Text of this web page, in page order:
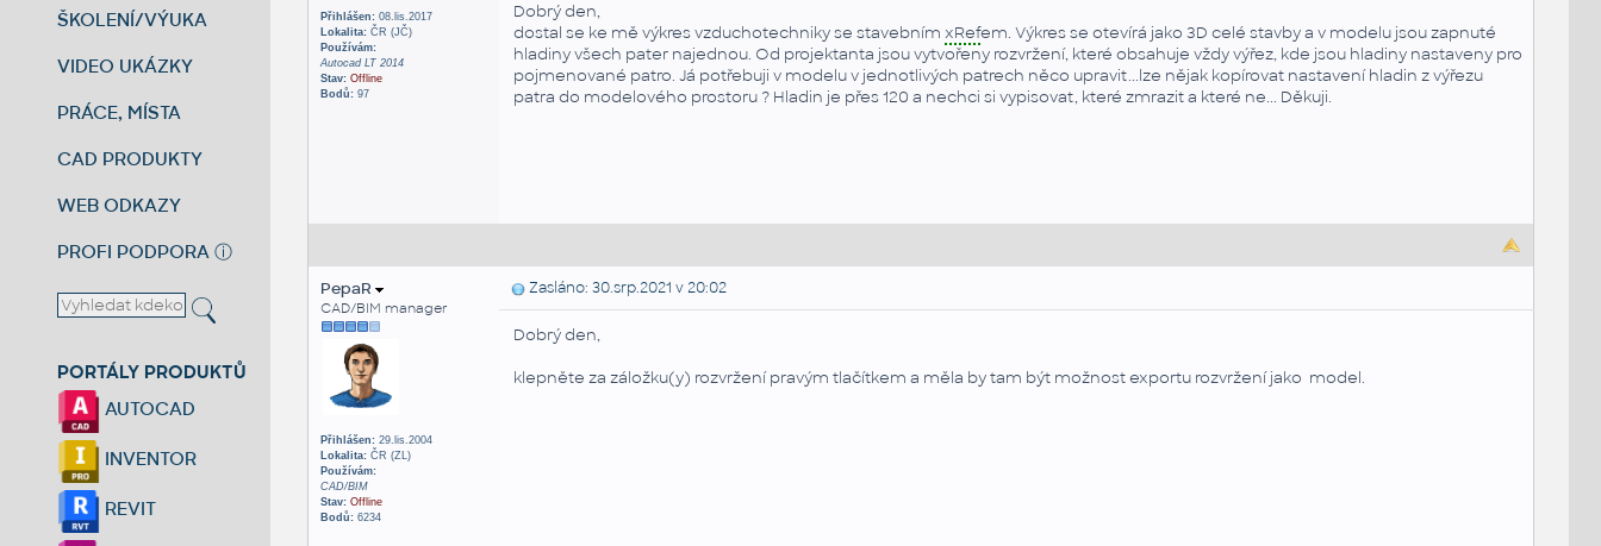
ŠKOLENÍ/VÝUKA
VIDEO UKÁZKY
PRÁCE, MÍSTA
CAD PRODUKTY
WEB ODKAZY
PROFI PODPORA ⓘ
PORTÁLY PRODUKTŮ
AUTOCAD
INVENTOR
REVIT
Přihlášen:08.lis.2017
Lokalita:ČR (JČ)
Používám:
Autocad LT 2014
Stav: Offline
Bodů:97
Dobrý den,
dostal se ke mě výkres vzduchotechniky se stavebním xRefem. Výkres se otevírá jako 3D celé stavby a v modelu jsou zapnuté
hladiny všech pater najednou. Od projektanta jsou vytvořeny rozvržení, které obsahuje vždy výřez, kde jsou hladiny nastaveny pro
pojmenované patro. Já potřebuji v modelu v jednotlivých patrech něco upravit...lze nějak kopírovat nastavení hladin z výřezu
patra do modelového prostoru ? Hladin je přes 120 a nechci si vypisovat, které zmrazit a které ne... Děkuji.
PepaR
CAD/BIM manager
Přihlášen:29.lis.2004
Lokalita:ČR (ZL)
Používám:
CAD/BIM
Stav: Offline
Bodů:6234
Zasláno: 30.srp.2021 v 20:02
Dobrý den,
klepněte za záložku(y) rozvržení pravým tlačítkem a měla by tam být možnost exportu rozvržení jako model.